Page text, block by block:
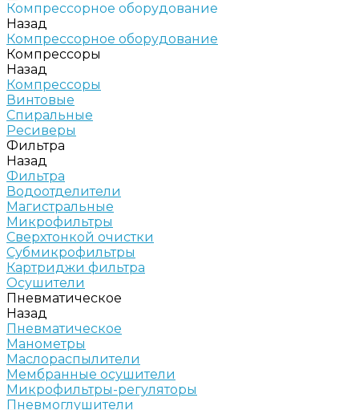
Компрессорное оборудование
Назад
Компрессорное оборудование
Компрессоры
Назад
Компрессоры
Винтовые
Спиральные
Ресиверы
Фильтра
Назад
Фильтра
Водоотделители
Магистральные
Микрофильтры
Сверхтонкой очистки
Субмикрофильтры
Картриджи фильтра
Осушители
Пневматическое
Назад
Пневматическое
Манометры
Маслораспылители
Мембранные осушители
Микрофильтры-регуляторы
Пневмоглушители